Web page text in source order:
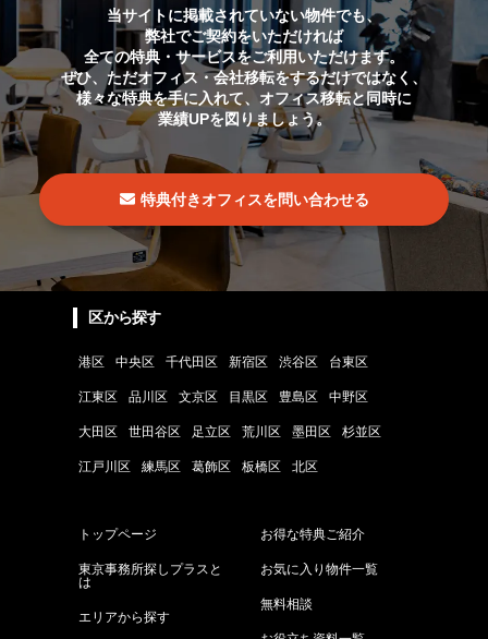
当サイトに掲載されていない物件でも、
弊社でご契約をいただければ
全ての特典・サービスをご利用いただけます。
ぜひ、ただオフィス・会社移転をするだけではなく、
様々な特典を手に入れて、オフィス移転と同時に
業績UPを図りましょう。
特典付きオフィスを問い合わせる
区から探す
港区 中央区 千代田区 新宿区 渋谷区 台東区
江東区 品川区 文京区 目黒区 豊島区 中野区
大田区 世田谷区 足立区 荒川区 墨田区 杉並区
江戸川区 練馬区 葛飾区 板橋区 北区
トップページ
東京事務所探しプラスと
は
エリアから探す
お得な特典ご紹介
お気に入り物件一覧
無料相談